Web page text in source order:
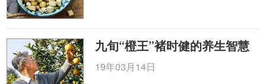
九旬“橙王”褚时健的养生智慧
19年03月14日